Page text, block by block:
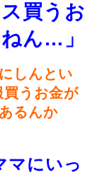
買うお
ん…」
しんとい
うお金が
るんか
マにいっ